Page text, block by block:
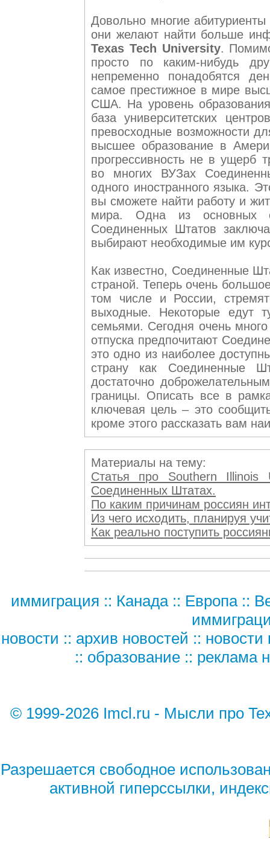
Довольно многие
они желают найти больше
Texas Tech University.
просто по каким-нибудь
непременно понадобятся
самое престижное в мире
США. На уровень образования
база университетских
превосходные возможности
высшее образование в
прогрессивность не в ущерб
во многих ВУЗах
одного иностранного языка.
вы сможете найти работу и
мира. Одна из основных
Соединенных Штатов
выбирают необходимые им
Как известно, Соединенные
страной. Теперь очень
том числе и России,
выходные. Некоторые едут
семьями. Сегодня очень
отпуска предпочитают
это одно из наиболее
страну как Соединенные
достаточно
границы. Описать все в
ключевая цель – это
кроме этого рассказать вам
Материалы на тему:
Статья про Southern Illinois
Соединенных Штатах.
По каким причинам россиян
Из чего исходить, планируя
Как реально поступить
иммиграция :: Канада:: Европа::
новости :: архив новостей :: новости
:: образование :: реклама
© 1999-2026 Imcl.ru - Мысли про
Разрешается свободное
активной гиперссылки,